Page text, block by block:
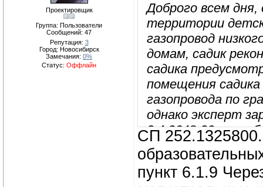
Проектировщик
Группа: Пользователи
Сообщений: 47
Репутация: 3
Город: Новосибирск
Замечания: 0%
Статус: Оффлайн
Доброго всем дня,
территории
газопровод
домам, садик
садика
помещения
газопровода по
однако эксперт
2.4.3648-20 и
Никогда раньше
детсада,
СП
пункт 6.1.9